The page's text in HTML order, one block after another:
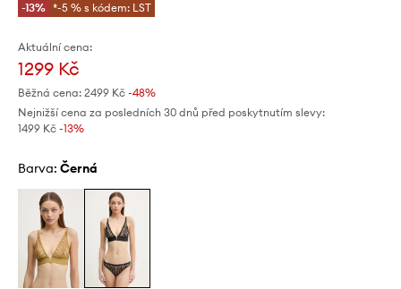
-13% *-5 % s kódem: LST
Aktuální cena:
1299 Kč
Běžná cena: 2499 Kč -48%
Nejnižší cena za posledních 30 dnů před poskytnutím slevy:
1499 Kč -13%
Barva: černá